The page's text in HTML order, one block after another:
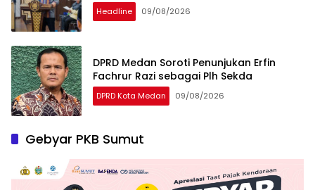
Headline 09/08/2026
DPRD Medan Soroti Penunjukan Erfin
Fachrur Razi sebagai Plh Sekda
DPRD Kota Medan 09/08/2026
Gebyar PKB Sumut